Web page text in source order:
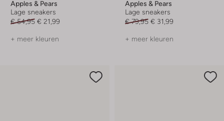
Apples & Pears
Lage sneakers
€ 54,95 € 21,99
+ meer kleuren
Apples & Pears
Lage sneakers
€ 79,95 € 31,99
+ meer kleuren